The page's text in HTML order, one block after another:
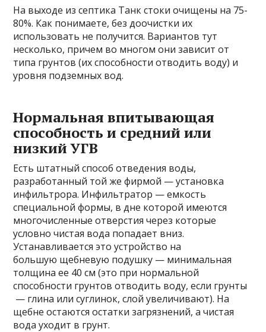
На выходе из септика Танк стоки очищены на 75-
80%. Как понимаете, без доочистки их
использовать не получится. Вариантов тут
несколько, причем во многом они зависит от
типа грунтов (их способности отводить воду) и
уровня подземных вод.
Нормальная впитывающая
способность и средний или
низкий УГВ
Есть штатный способ отведения воды,
разработанный той же фирмой — установка
инфильтрора. Инфильтратор — емкость
специальной формы, в дне которой имеются
многочисленные отверстия через которые
условно чистая вода попадает вниз.
Устанавливается это устройство на
большую щебневую подушку — минимальная
толщина ее 40 см (это при нормальной
способности грунтов отводить воду, если грунты
— глина или суглинок, слой увеличивают). На
щебне остаются остатки загрязнений, а чистая
вода уходит в грунт.